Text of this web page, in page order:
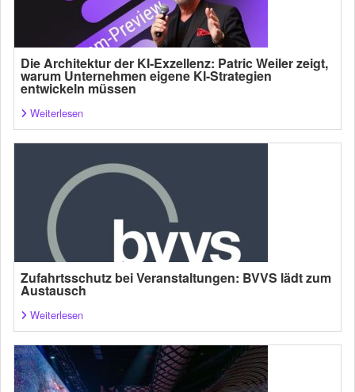
Die Architektur der KI-Exzellenz: Patric Weiler zeigt,
warum Unternehmen eigene KI-Strategien
entwickeln müssen
Weiterlesen
Zufahrtsschutz bei Veranstaltungen: BVVS lädt zum
Austausch
Weiterlesen